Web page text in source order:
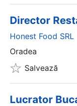
Director
Honest Food SRL
Oradea
Salvează
Lucrator